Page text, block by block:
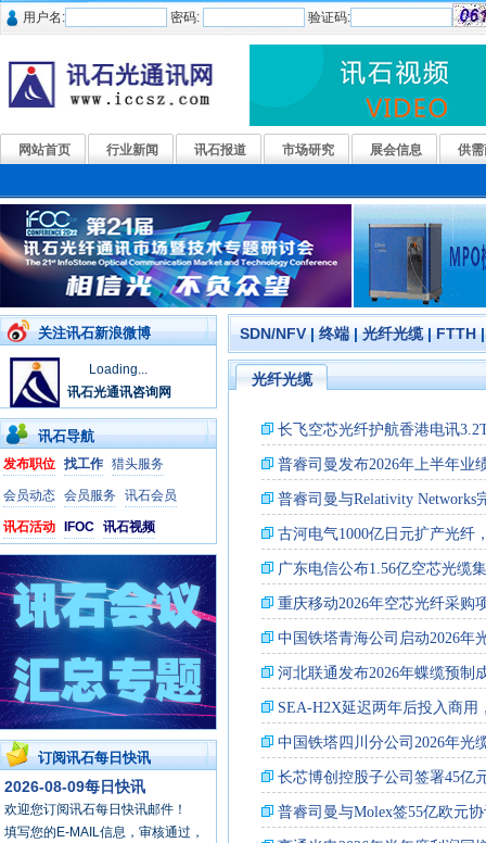
用户名: 密码: 验证码:
网站首页 行业新闻 讯石报道 市场研究 展会信息 供
SDN/NFV|终端|光纤光缆|FTTH
光纤光缆
关注讯石新浪微博
Loading...
讯石光通讯咨询网
讯石导航
发布职位 找工作 猎头服务
会员动态 会员服务 讯石会员
讯石活动 IFOC 讯石视频
订阅讯石每日快讯
2026-08-09每日快讯
欢迎您订阅讯石每日快讯邮件！
填写您的E-MAIL信息，审核通过，